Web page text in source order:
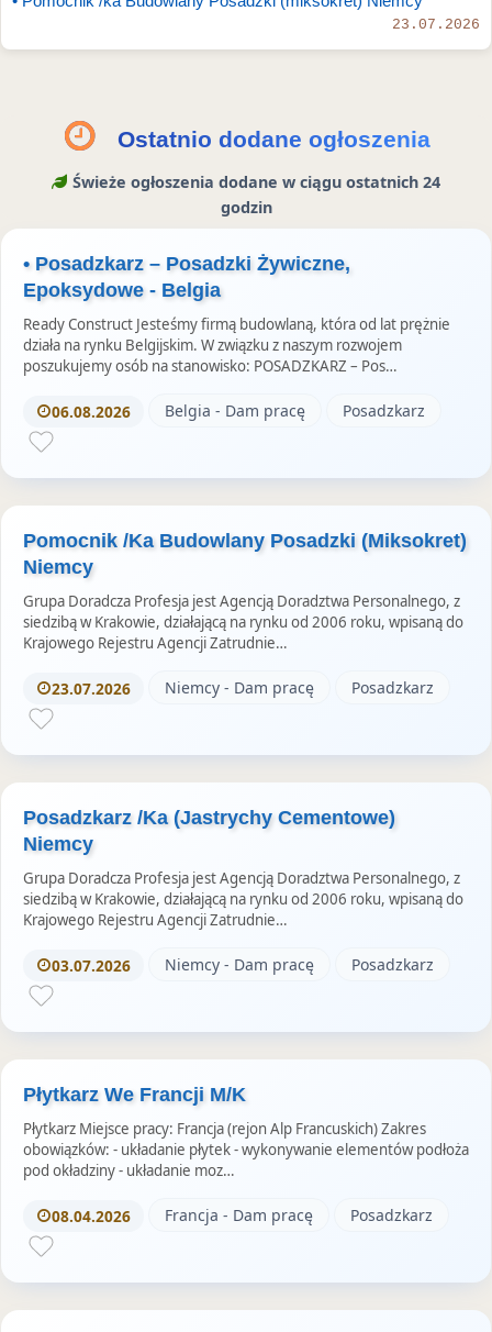
u
e
t
i
s
23.07.2026
Ostatnio dodane ogłoszenia
Świeże ogłoszenia dodane w ciągu ostatnich 24
godzin
• Posadzkarz – Posadzki Żywiczne,
Epoksydowe - Belgia
Ready Construct Jesteśmy firmą budowlaną, która od lat prężnie
działa na rynku Belgijskim. W związku z naszym rozwojem
poszukujemy osób na stanowisko: POSADZKARZ – Pos…
06.08.2026 Belgia - Dam pracę Posadzkarz
Pomocnik /Ka Budowlany Posadzki (Miksokret)
Niemcy
Grupa Doradcza Profesja jest Agencją Doradztwa Personalnego, z
siedzibą w Krakowie, działającą na rynku od 2006 roku, wpisaną do
Krajowego Rejestru Agencji Zatrudnie…
23.07.2026 Niemcy - Dam pracę Posadzkarz
Posadzkarz /Ka (Jastrychy Cementowe)
Niemcy
Grupa Doradcza Profesja jest Agencją Doradztwa Personalnego, z
siedzibą w Krakowie, działającą na rynku od 2006 roku, wpisaną do
Krajowego Rejestru Agencji Zatrudnie…
03.07.2026 Niemcy - Dam pracę Posadzkarz
Płytkarz We Francji M/K
Płytkarz Miejsce pracy: Francja (rejon Alp Francuskich) Zakres
obowiązków: - układanie płytek - wykonywanie elementów podłoża
pod okładziny - układanie moz…
08.04.2026 Francja - Dam pracę Posadzkarz